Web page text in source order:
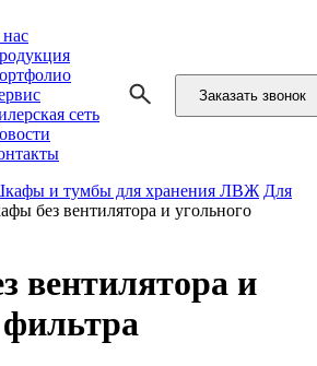
сеть
Заказать звонок
и тумбы для хранения ЛВЖ Для
без вентилятора и угольного
вентилятора и
фильтра